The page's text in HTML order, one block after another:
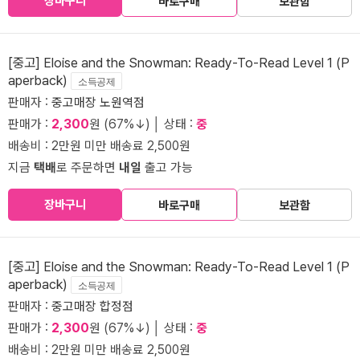
[중고] Eloise and the Snowman: Ready-To-Read Level 1 (P
aperback)
소득공제
판매자 : 중고매장 노원역점
판매가 : 2,300원 (67%↓) │ 상태 : 중
배송비 : 2만원 미만 배송료 2,500원
지금 택배로 주문하면 내일 출고 가능
장바구니 바로구매 보관함
[중고] Eloise and the Snowman: Ready-To-Read Level 1 (P
aperback)
소득공제
판매자 : 중고매장 합정점
판매가 : 2,300원 (67%↓) │ 상태 : 중
배송비 : 2만원 미만 배송료 2,500원